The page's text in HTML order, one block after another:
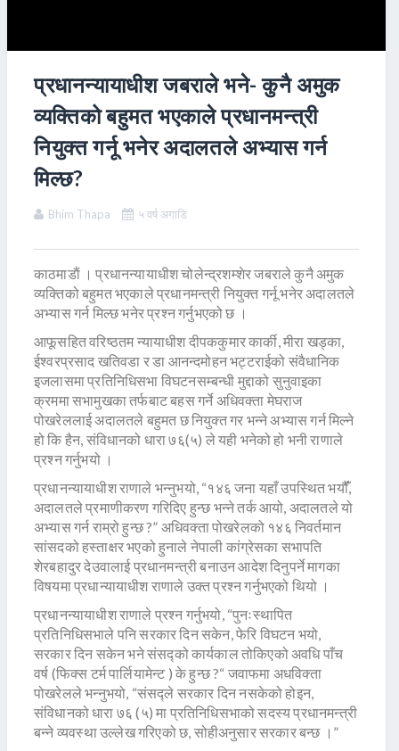
प्रधानन्यायाधीश जबराले भने- कुनै अमुक
व्यक्तिको बहुमत भएकाले प्रधानमन्त्री
नियुक्त गर्नू भनेर अदालतले अभ्यास गर्न
मिल्छ?
Bhim Thapa ५ वर्ष अगाडि
काठमाडाैं । प्रधानन्यायाधीश चोलेन्द्रशम्शेर जबराले कुनै अमुक
व्यक्तिको बहुमत भएकाले प्रधानमन्त्री नियुक्त गर्नू भनेर अदालतले
अभ्यास गर्न मिल्छ भनेर प्रश्न गर्नुभएको छ ।
आफूसहित वरिष्ठतम न्यायाधीश दीपककुमार कार्की, मीरा खड्का,
ईश्वरप्रसाद खतिवडा र डा आनन्दमोहन भट्टराईको संवैधानिक
इजलासमा प्रतिनिधिसभा विघटनसम्बन्धी मुद्दाको सुनुवाइका
क्रममा सभामुखका तर्फबाट बहस गर्ने अधिवक्ता मेघराज
पोखरेललाई अदालतले बहुमत छ नियुक्त गर भन्ने अभ्यास गर्न मिल्ने
हो कि हैन, संविधानको धारा ७६(५) ले यही भनेको हो भनी राणाले
प्रश्न गर्नुभयो ।
प्रधानन्यायाधीश राणाले भन्नुभयो, “१४६ जना यहाँ उपस्थित भयौंँ,
अदालतले प्रमाणीकरण गरिदिए हुन्छ भन्ने तर्क आयो, अदालतले यो
अभ्यास गर्न राम्रो हुन्छ ?” अधिवक्ता पोखरेलको १४६ निवर्तमान
सांसदको हस्ताक्षर भएको हुनाले नेपाली कांग्रेसका सभापति
शेरबहादुर देउवालाई प्रधानमन्त्री बनाउन आदेश दिनुपर्ने मागका
विषयमा प्रधान्यायाधीश राणाले उक्त प्रश्न गर्नुभएको थियो ।
प्रधानन्यायाधीश राणाले प्रश्न गर्नुभयो, “पुनःस्थापित
प्रतिनिधिसभाले पनि सरकार दिन सकेन, फेरि विघटन भयो,
सरकार दिन सकेन भने संसद्को कार्यकाल तोकिएको अवधि पाँच
वर्ष (फिक्स टर्म पार्लियामेन्ट ) के हुन्छ ?“ जवाफमा अधविक्ता
पोखरेलले भन्नुभयो, “संसद्ले सरकार दिन नसकेको होइन,
संविधानको धारा ७६ (५) मा प्रतिनिधिसभाको सदस्य प्रधानमन्त्री
बन्ने व्यवस्था उल्लेख गरिएको छ, सोहीअनुसार सरकार बन्छ ।”